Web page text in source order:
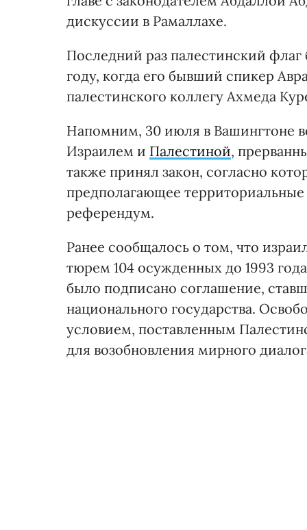
дискуссии в Рамаллахе.
Последний раз палестинский
году, когда его бывший спикер
палестинского коллегу Ахмеда
Напомним, 30 июля в Вашингтоне
Израилем и Палестиной,
также принял закон, согласно
предполагающее
референдум.
Ранее сообщалось о том, что
тюрем 104 осужденных до 1993
было подписано соглашение,
национального государства.
условием, поставленным
для возобновления мирного